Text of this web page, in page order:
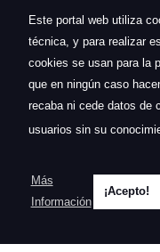
Este portal web utiliza
técnica, y para realizar
cookies se usan para la
que en ningún caso
recaba ni cede datos de
usuarios sin su
Más
Información
¡Acepto!
Política de envíos